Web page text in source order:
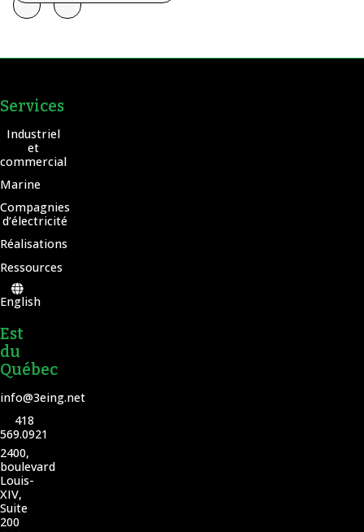
Services
Industriel
et
commercial
Marine
Compagnies
d’électricité
Réalisations
Ressources
English
Est
du
Québec
info@3eing.net
418
569.0921
2400,
boulevard
Louis-
XIV,
Suite
200